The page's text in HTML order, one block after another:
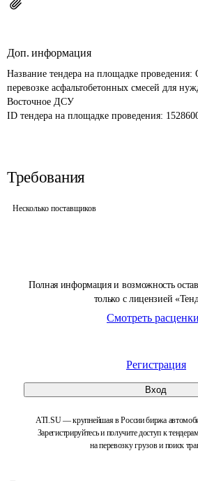
Полная информация и возможность
только с лицензией
Смотреть расценки
Регистрация
Вход
ATI.SU — крупнейшая в России биржа
Зарегистрируйтесь и получите доступ к
на перевозку грузов и поиск
Доп. информация
Название тендера на площадке проведения:
перевозке асфальтобетонных смесей для
Восточное ДСУ
ID тендера на площадке проведения:
Требования
Несколько поставщиков